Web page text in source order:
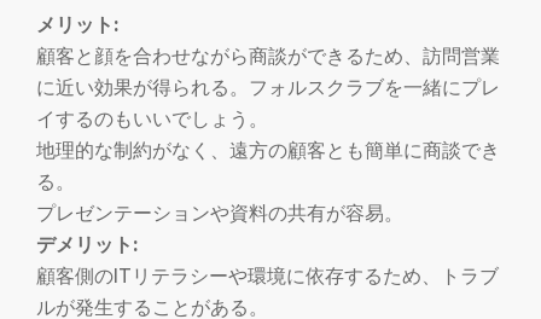
メリット:
顧客と顔を合わせながら商談ができるため、訪問営業
に近い効果が得られる。フォルスクラブを一緒にプレ
イするのもいいでしょう。
地理的な制約がなく、遠方の顧客とも簡単に商談でき
る。
プレゼンテーションや資料の共有が容易。
デメリット:
顧客側のITリテラシーや環境に依存するため、トラブ
ルが発生することがある。